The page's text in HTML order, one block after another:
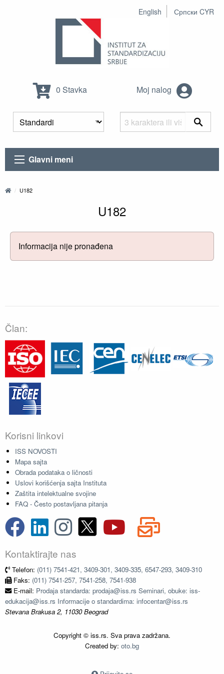
English Српски CYR
0 Stavka Moj nalog
Glavni meni
U182
U182
Informacija nije pronađena
Član:
Korisni linkovi
ISS NOVOSTI
Mapa sajta
Obrada podataka o ličnosti
Uslovi korišćenja sajta Instituta
Zaštita intelektualne svojine
FAQ - Često postavljana pitanja
Kontaktirajte nas
Telefon: (011) 7541-421, 3409-301, 3409-335, 6547-293, 3409-310
Faks: (011) 7541-257, 7541-258, 7541-938
E-mail: Prodaja standarda: prodaja@iss.rs Seminari, obuke: iss-
edukacija@iss.rs Informacije o standardima: infocentar@iss.rs
Stevana Brakusa 2, 11030 Beograd
Copyright © iss.rs. Sva prava zadržana.
Created by: oto.bg